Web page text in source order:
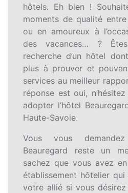
hôtels. Eh bien !
moments de qualité
ou en amoureux à
des vacances… ?
recherche d’un hôtel
plus à prouver et
services au meilleur
réponse est oui,
adopter l’hôtel
Haute-Savoie.
Vous vous
Beauregard reste un
sachez que vous avez
établissement hôtelier
votre allié si vous